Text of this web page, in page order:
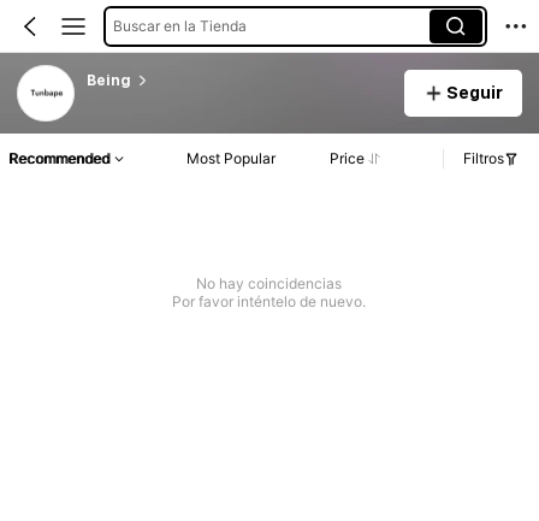
Buscar en la Tienda
Being
Seguir
Recommended Most Popular Price Filtros
No hay coincidencias
Por favor inténtelo de nuevo.